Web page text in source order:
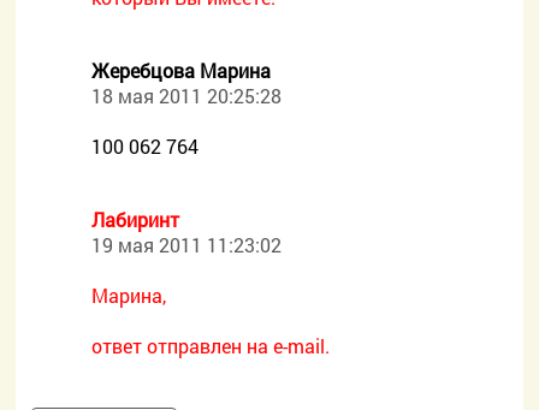
Жеребцова Марина
18 мая 2011 20:25:28
100 062 764
Лабиринт
19 мая 2011 11:23:02
Марина,
ответ отправлен на e-mail.